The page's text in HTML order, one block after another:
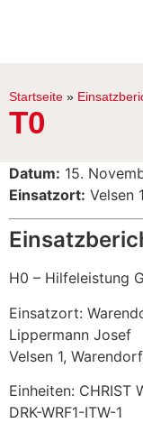
Startseite »
T0
Datum: 15.
Einsatzort: Velsen
H0 – Hilfeleistung
Einsatzort:
Lippermann Josef
Velsen 1, Warendorf
Einheiten: CHRIST
DRK-WRF1-ITW-1